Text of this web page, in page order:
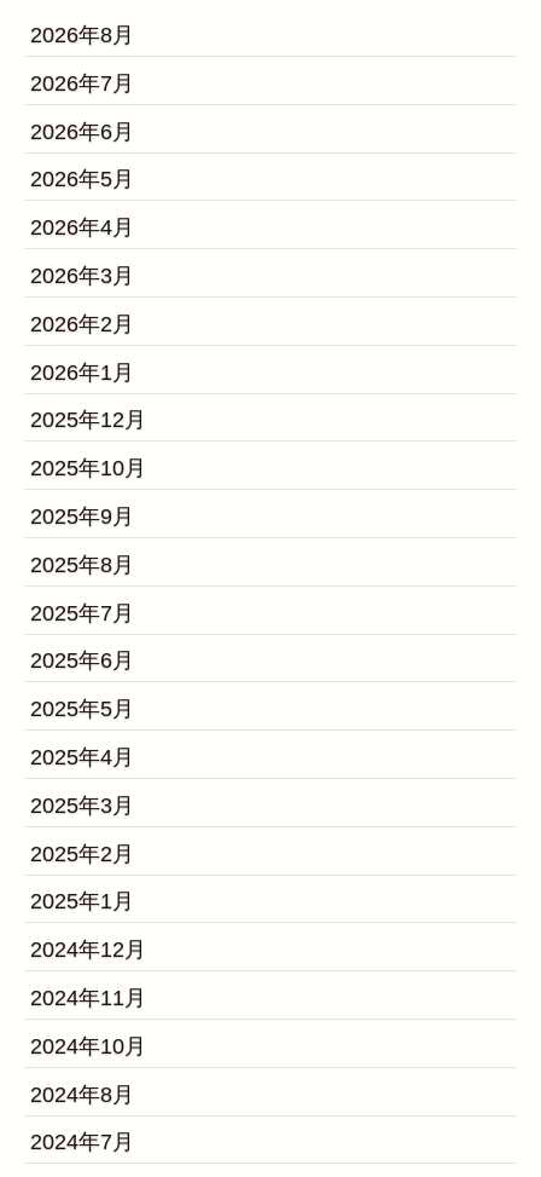
2026年8月
2026年7月
2026年6月
2026年5月
2026年4月
2026年3月
2026年2月
2026年1月
2025年12月
2025年10月
2025年9月
2025年8月
2025年7月
2025年6月
2025年5月
2025年4月
2025年3月
2025年2月
2025年1月
2024年12月
2024年11月
2024年10月
2024年8月
2024年7月